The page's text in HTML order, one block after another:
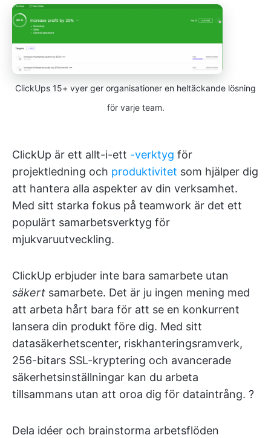
ClickUps 15+ vyer ger organisationer en heltäckande lösning
för varje team.
ClickUp är ett allt-i-ett -verktyg för
projektledning och produktivitet som hjälper dig
att hantera alla aspekter av din verksamhet.
Med sitt starka fokus på teamwork är det ett
populärt samarbetsverktyg för
mjukvaruutveckling.
ClickUp erbjuder inte bara samarbete utan
säkert samarbete. Det är ju ingen mening med
att arbeta hårt bara för att se en konkurrent
lansera din produkt före dig. Med sitt
datasäkerhetscenter, riskhanteringsramverk,
256-bitars SSL-kryptering och avancerade
säkerhetsinställningar kan du arbeta
tillsammans utan att oroa dig för dataintrång. ?
Dela idéer och brainstorma arbetsflöden